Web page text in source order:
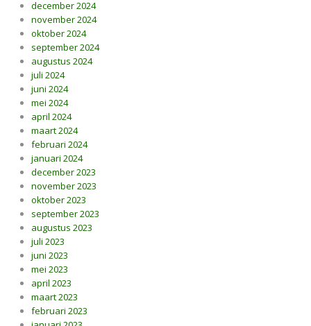
december 2024
november 2024
oktober 2024
september 2024
augustus 2024
juli 2024
juni 2024
mei 2024
april 2024
maart 2024
februari 2024
januari 2024
december 2023
november 2023
oktober 2023
september 2023
augustus 2023
juli 2023
juni 2023
mei 2023
april 2023
maart 2023
februari 2023